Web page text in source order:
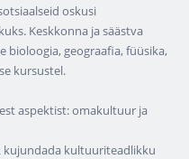
oskusi
Keskkonna ja säästva
bioloogia, geograafia, füüsika,
kursustel.
aspektist: omakultuur ja
kujundada kultuuriteadlikku